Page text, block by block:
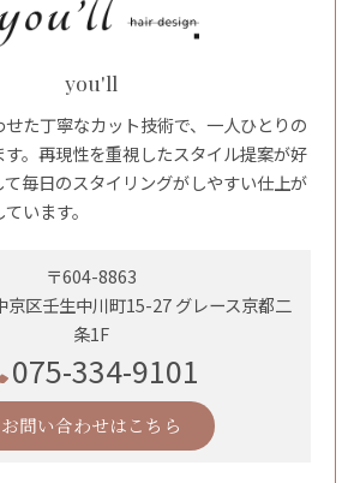
you'll
た丁寧なカット技術で、一人ひとりの
。再現性を重視したスタイル提案が好
毎日のスタイリングがしやすい仕上が
います。
〒604-8863
京区壬生中川町15-27 グレース京都二
条1F
075-334-9101
お問い合わせはこちら